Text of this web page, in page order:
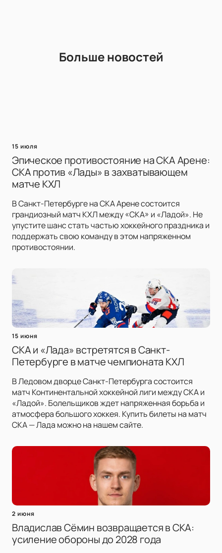
Больше новостей
15 июля
Эпическое противостояние на СКА Арене:
СКА против «Лады» в захватывающем
матче КХЛ
В Санкт-Петербурге на СКА Арене состоится
грандиозный матч КХЛ между «СКА» и «Ладой». Не
упустите шанс стать частью хоккейного праздника и
поддержать свою команду в этом напряженном
противостоянии.
15 июня
СКА и «Лада» встретятся в Санкт-
Петербурге в матче чемпионата КХЛ
В Ледовом дворце Санкт-Петербурга состоится
матч Континентальной хоккейной лиги между СКА и
«Ладой». Болельщиков ждет напряженная борьба и
атмосфера большого хоккея. Купить билеты на матч
СКА — Лада можно на нашем сайте.
2 июня
Владислав Сёмин возвращается в СКА:
усиление обороны до 2028 года